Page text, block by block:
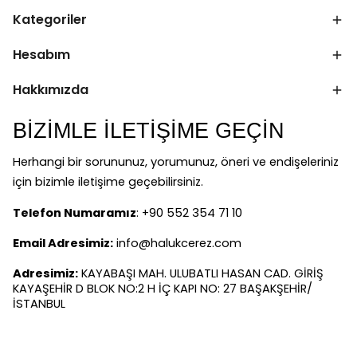
Kategoriler
Hesabım
Hakkımızda
BİZİMLE İLETİŞİME GEÇİN
Herhangi bir sorununuz, yorumunuz, öneri ve endişeleriniz
için bizimle iletişime geçebilirsiniz.
Telefon Numaramız: +90 552 354 71 10
Email Adresimiz: info@halukcerez.com
Adresimiz: KAYABAŞI MAH. ULUBATLI HASAN CAD. GİRİŞ
KAYAŞEHİR D BLOK NO:2 H İÇ KAPI NO: 27 BAŞAKŞEHİR/
İSTANBUL